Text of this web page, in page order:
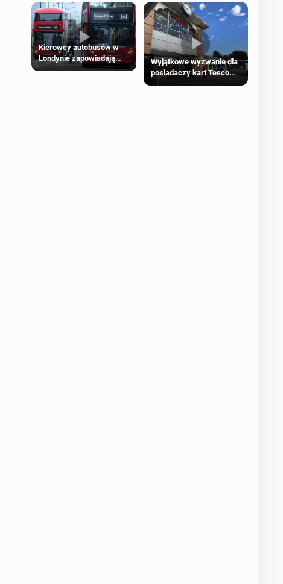
świecie
Kierowcy autobusów w
Londynie zapowiadają
strajki
Wyjątkowe wyzwanie dla
posiadaczy kart Tesco
Clubcard!